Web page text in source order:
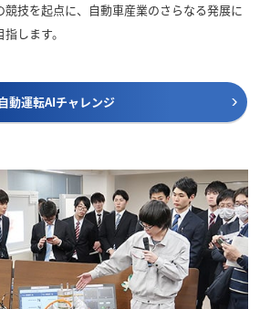
技を起点に、自動車産業のさらなる発展に
します。
動運転AIチャレンジ